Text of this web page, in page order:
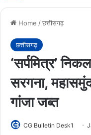
Home /छत्तीसगढ़
छत्तीसगढ़
‘सर्पमित्र’
सरगना,
गांजा जब्त
CG Bulletin Desk1